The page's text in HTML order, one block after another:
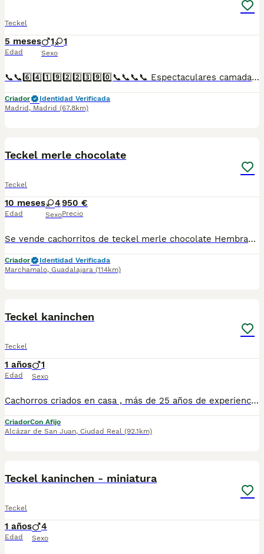
Teckel
5 meses
Edad
1 1
Sexo
📞📞6️⃣4️⃣1️⃣9️⃣2️⃣2️⃣3️⃣9️⃣0️⃣📞📞📞📞 Espectaculares camadas de perritos de Teckel miniatura y kanichen descendientes de las mejores líneas de sangre. Disponibles tanto hembras como machos. Las camadas están bajo supervisión veterinaria desde su nacimiento hasta que son entregadas a su nueva familia. Criados por un equipo de profesionales y mejores personas que, con más de 20 años de experiencia , cuidan a los animales por vocación, aplicando una cría ética y responsable para que cada cachorro se desarrolle con la mejor salud y con un buen temperamento. Todos los cachorritos se entregan con unos dos meses y medio de edad y sus vacunas correspondientes, desparasitados interna y externamente, con certificado de salud, y garantía tanto por enfermedad vírica como congénito genética. Posibilidad de entregar en toda España mediante transporte propio preparado para animales y con chofer privado. Los precios pueden variar según las características y morfología de cada cachorro. Añádenos al whats app o llámanos, y encantados atenderemos todas tus dudas y consultas. Teléfono / Whats app: 641 92 23 90
Criador
Identidad Verificada
Madrid , Madrid (67.8km)
Teckel merle chocolate
Teckel
10 meses
Edad
4
Sexo
950 €
Precio
Se vende cachorritos de teckel merle chocolate Hembras.. Listas para entregar Se entrega con cartilla pasaporte Desparasitaciones al día Vacunas correspondientes a su edad Para más información escribe al whatsapp de 616121781
Criador
Identidad Verificada
Marchamalo, Guadalajara (114km)
Teckel kaninchen
Teckel
1 años
Edad
1
Sexo
Cachorros criados en casa , más de 25 años de experiencia. NO tienda, NO multicriadero, muy buenas lineas de sangre , excelente calidad precio, se entregan con todas las vacunas y desparasitaciones correspondientes a su edad.
CriadorCon Afijo
Alcázar de San Juan, Ciudad Real (92.1km)
Teckel kaninchen - miniatura
Teckel
1 años
Edad
4
Sexo